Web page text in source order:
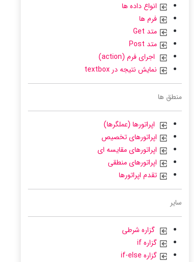
انواع داده ها
فرم ها
متد Get
متد Post
اجرای فرم (action)
نمایش نتیجه در textbox
منطق ها
اپراتورها (عملگرها)
اپراتورهای تخصیص
اپراتورهای مقایسه ای
اپراتورهای منطقی
تقدم اپراتورها
سایر
گزاره شرطی
گزاره if
گزاره if-else